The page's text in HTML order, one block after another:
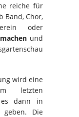
reiche für
Band, Chor,
oder
und
wird eine
letzten
es dann in
geben. Die